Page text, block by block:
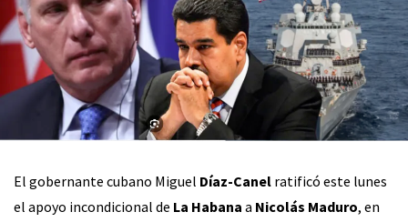
El gobernante cubano Miguel Díaz-Canel ratificó este lunes
el apoyo incondicional de La Habana a Nicolás Maduro, en